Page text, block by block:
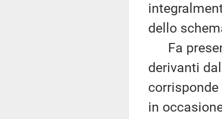
dello
Fa
derivanti
in